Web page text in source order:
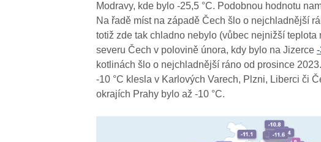
Modravy, kde bylo -25,5 °C. Podobnou hodnotu
Na řadě míst na západě Čech šlo o nejchladnější
totiž zde tak chladno nebylo (vůbec nejnižší
severu Čech v polovině února, kdy bylo na Jizerce
kotlinách šlo o nejchladnější ráno od prosince
-10 °C klesla v Karlových Varech, Plzni, Liberci či
okrajích Prahy bylo až -10 °C.